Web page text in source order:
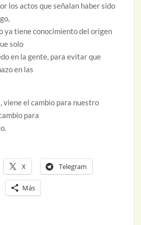
los actos que señalan haber sido
ya tiene conocimiento del origen
solo
en la gente, para evitar que
en las
viene el cambio para nuestro
para
X Telegram
Más